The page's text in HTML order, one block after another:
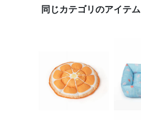
同じカテゴリのアイテム